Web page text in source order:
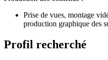
Prise de vues, montage
production graphique des
Profil recherché